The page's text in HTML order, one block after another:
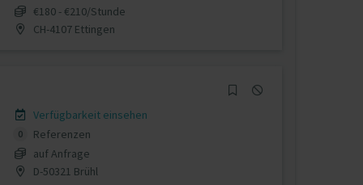
€180 - €210/Stunde
CH-4107 Ettingen
Verfügbarkeit einsehen
0
Referenzen
auf Anfrage
D-50321 Brühl